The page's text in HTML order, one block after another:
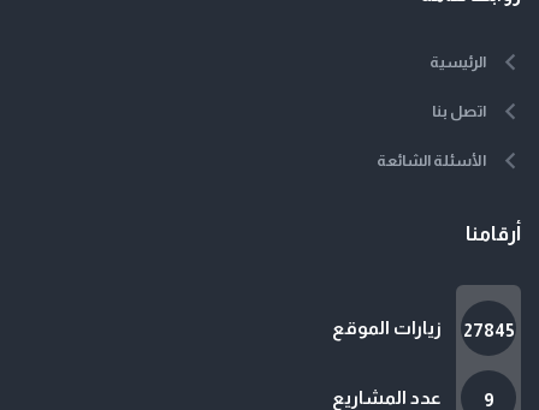
الرئيسية
اتصل بنا
الأسئلة الشائعة
أرقامنا
27845 زيارات الموقع
9 عدد المشاريع